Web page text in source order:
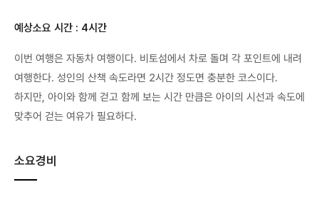
예상소요 시간 : 4시간
이번 여행은 자동차 여행이다. 비토섬에서 차로 돌며 각 포인트에 내려
여행한다. 성인의 산책 속도라면 2시간 정도면 충분한 코스이다.
하지만, 아이와 함께 걷고 함께 보는 시간 만큼은 아이의 시선과 속도에
맞추어 걷는 여유가 필요하다.
소요경비